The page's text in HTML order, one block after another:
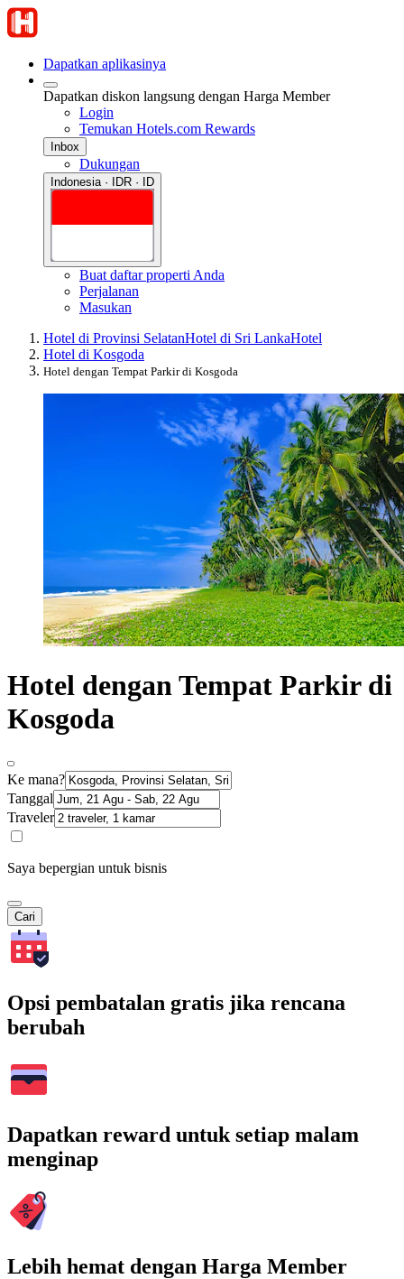
Dapatkan aplikasinya
Dapatkan diskon langsung dengan Harga Member
Login
Temukan Hotels.com Rewards
Inbox
Dukungan
Indonesia · IDR · ID
Buat daftar properti Anda
Perjalanan
Masukan
Hotel di Provinsi SelatanHotel di Sri LankaHotel
Hotel di Kosgoda
Hotel dengan Tempat Parkir di Kosgoda
Hotel dengan Tempat Parkir di
Kosgoda
Ke mana?
Tanggal
Traveler
Saya bepergian untuk bisnis
Cari
Opsi pembatalan gratis jika rencana
berubah
Dapatkan reward untuk setiap malam
menginap
Lebih hemat dengan Harga Member